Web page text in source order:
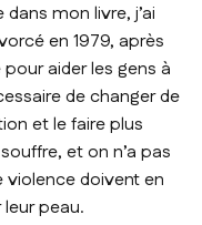
mon livre, j’ai
en 1979, après
pour aider les gens à
de changer de
et le faire plus
et on n’a pas
doivent en
peau.